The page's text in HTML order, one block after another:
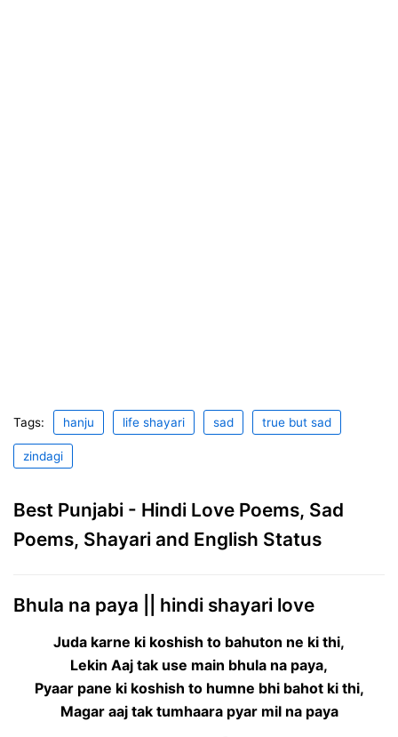
Tags: hanju life shayari sad true but sad
zindagi
Best Punjabi - Hindi Love Poems, Sad
Poems, Shayari and English Status
Bhula na paya || hindi shayari love
Juda karne ki koshish to bahuton ne ki thi,
Lekin Aaj tak use main bhula na paya,
Pyaar pane ki koshish to humne bhi bahot ki thi,
Magar aaj tak tumhaara pyar mil na paya